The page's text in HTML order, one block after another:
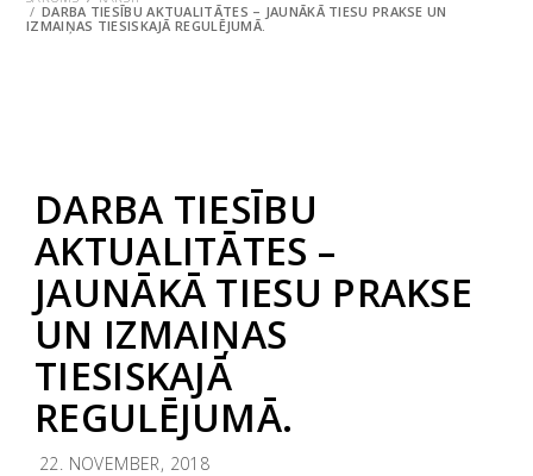
DARBA TIESĪBU AKTUALITĀTES – JAUNĀKĀ TIESU PRAKSE UN
IZMAIŅAS TIESISKAJĀ REGULĒJUMĀ.
DARBA TIESĪBU
AKTUALITĀTES –
JAUNĀKĀ TIESU PRAKSE
UN IZMAIŅAS
TIESISKAJĀ
REGULĒJUMĀ.
22. NOVEMBER, 2018